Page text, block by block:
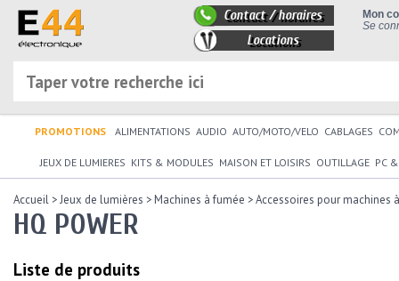
Mon
Se
Contact / horaires
Locations
PROMOTIONS ALIMENTATIONS AUDIO AUTO/MOTO/VELO CABLAGES
JEUX DE LUMIERES KITS & MODULES MAISON ET LOISIRS OUTILLAGE PC
Accueil >Jeux de lumières >Machines à fumée >Accessoires pour machines
HQ POWER
Liste de produits